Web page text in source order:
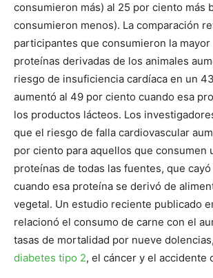
consumieron más) al 25 por ciento más
consumieron menos). La comparación
participantes que consumieron la mayor
proteínas derivadas de los animales
riesgo de insuficiencia cardíaca en un
aumentó al 49 por ciento cuando esa
los productos lácteos. Los
que el riesgo de falla cardiovascular
por ciento para aquellos que consumen
proteínas de todas las fuentes, que
cuando esa proteína se derivó de
vegetal. Un estudio reciente publicado
relacionó el consumo de carne con el
tasas de mortalidad por nueve
diabetes tipo 2, el cáncer y el accidente